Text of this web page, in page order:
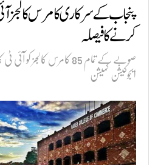
پنجاب کے سرکاری کامرس کالجز
کرنے کا فیصلہ
صوبے کے تمام 85 کامرس کالجز
ایجوکیشن کمیشن